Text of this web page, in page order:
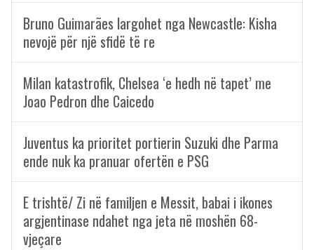
Bruno Guimarães largohet nga Newcastle: Kisha
nevojë për një sfidë të re
Milan katastrofik, Chelsea ‘e hedh në tapet’ me
Joao Pedron dhe Caicedo
Juventus ka prioritet portierin Suzuki dhe Parma
ende nuk ka pranuar ofertën e PSG
E trishtë/ Zi në familjen e Messit, babai i ikones
argjentinase ndahet nga jeta në moshën 68-
vjeçare